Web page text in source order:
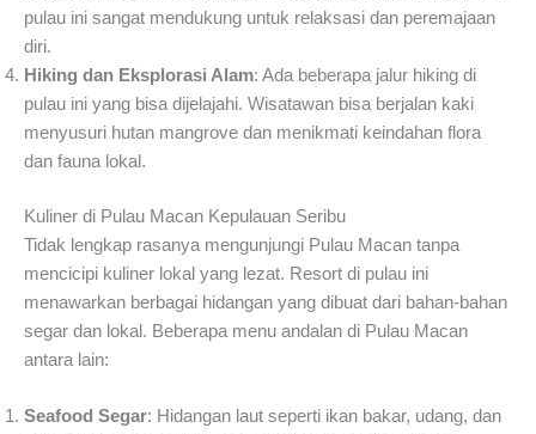
pulau ini sangat mendukung untuk relaksasi dan peremajaan
diri.
Hiking dan Eksplorasi Alam: Ada beberapa jalur hiking di
pulau ini yang bisa dijelajahi. Wisatawan bisa berjalan kaki
menyusuri hutan mangrove dan menikmati keindahan flora
dan fauna lokal.
Kuliner di Pulau Macan Kepulauan Seribu
Tidak lengkap rasanya mengunjungi Pulau Macan tanpa
mencicipi kuliner lokal yang lezat. Resort di pulau ini
menawarkan berbagai hidangan yang dibuat dari bahan-bahan
segar dan lokal. Beberapa menu andalan di Pulau Macan
antara lain:
Seafood Segar: Hidangan laut seperti ikan bakar, udang, dan